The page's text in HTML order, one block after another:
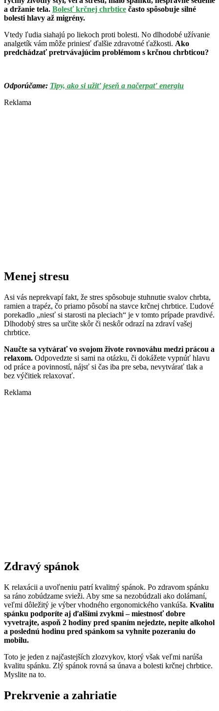
a držanie tela. Bolesť krčnej chrbtice často spôsobuje silné
bolesti hlavy až migrény.
Vtedy ľudia siahajú po liekoch proti bolesti. No dlhodobé užívanie
analgetík vám môže priniesť ďalšie zdravotné ťažkosti. Ako
predchádzať pretrvávajúcim problémom s krčnou chrbticou?
Odporúčame: Tipy, ako si užiť jeseň a načerpať energiu
Reklama
Menej stresu
Asi vás neprekvapí fakt, že stres spôsobuje stuhnutie svalov chrbta,
ramien a trapéz, čo priamo pôsobí na stavce krčnej chrbtice. Ľudové
porekadlo „niesť si starosti na pleciach“ je v tomto prípade pravdivé.
Dlhodobý stres sa určite skôr či neskôr odrazí na zdraví vašej
chrbtice.
Naučte sa vytvárať vo svojom živote rovnováhu medzi prácou a
relaxom. Odpovedzte si sami na otázku, či dokážete vypnúť hlavu
od práce a povinností, nájsť si čas iba pre seba, nevytvárať tlak a
bez výčitiek relaxovať.
Reklama
Zdravý spánok
K relaxácii a uvoľneniu patrí kvalitný spánok. Po zdravom spánku
sa ráno zobúdzame svieži. Aby sme sa nezobúdzali ako dolámaní,
veľmi dôležitý je výber vhodného ergonomického vankúša. Kvalitu
spánku podporíte aj ďalšími zvykmi – miestnosť dobre
vyvetrajte, aspoň 2 hodiny pred spaním nejedzte, nepite alkohol
a poslednú hodinu pred spánkom sa vyhnite pozeraniu do
mobilu.
Toto je jeden z najčastejších zlozvykov, ktorý však veľmi narúša
kvalitu spánku. Zlý spánok rovná sa únava a bolesti krčnej chrbtice.
Myslite na to.
Prekrvenie a zahriatie